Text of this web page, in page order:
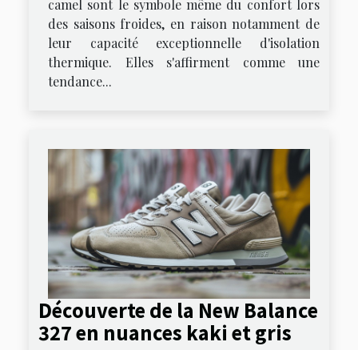
camel sont le symbole même du confort lors
des saisons froides, en raison notamment de
leur capacité exceptionnelle d'isolation
thermique. Elles s'affirment comme une
tendance...
Découverte de la New Balance
327 en nuances kaki et gris